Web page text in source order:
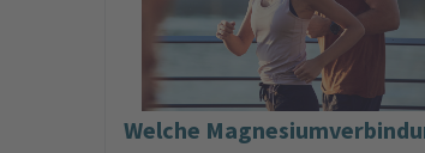
Welche